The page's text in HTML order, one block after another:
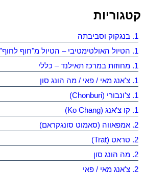
קטגוריות
1. בנגקוק וסביבתה
1. הטיול האולטימטיבי – הטיול מ"חוף לחוף"
1. מחוזות במרכז תאילנד – כללי
1. צ'אנג מאי / פאי / מה הונג סון
1. צ'ונבורי (Chonburi)
1. קו צ'אנג (Ko Chang)
2. אמפאווה (סאמוט סונגקראם)
2. טראט (Trat)
2. מה הונג סון
2. צ'אנג מאי / פאי